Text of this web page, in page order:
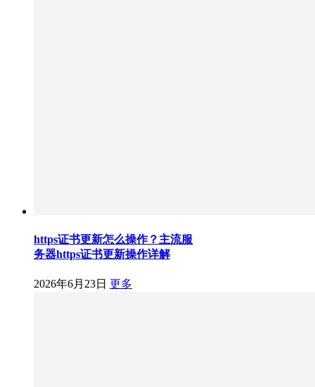
https证书更新怎么操作？主流服
务器https证书更新操作详解
2026年6月23日 更多